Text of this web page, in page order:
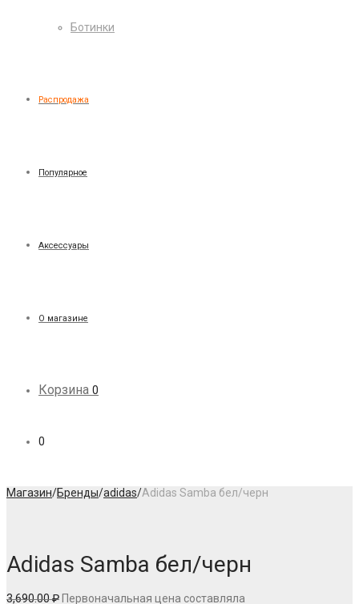
Ботинки
Распродажа
Популярное
Аксессуары
О магазине
Корзина 0
0
Магазин/Бренды/adidas/Adidas Samba бел/черн
Adidas Samba бел/черн
3,690.00₽ Первоначальная цена составляла